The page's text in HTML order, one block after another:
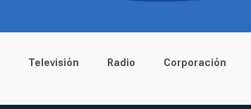
Televisión Radio Corporación